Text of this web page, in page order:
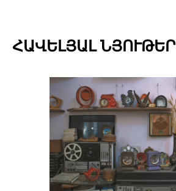
ՀԱՎԵԼՅԱԼ ՆՅՈՒԹԵՐ